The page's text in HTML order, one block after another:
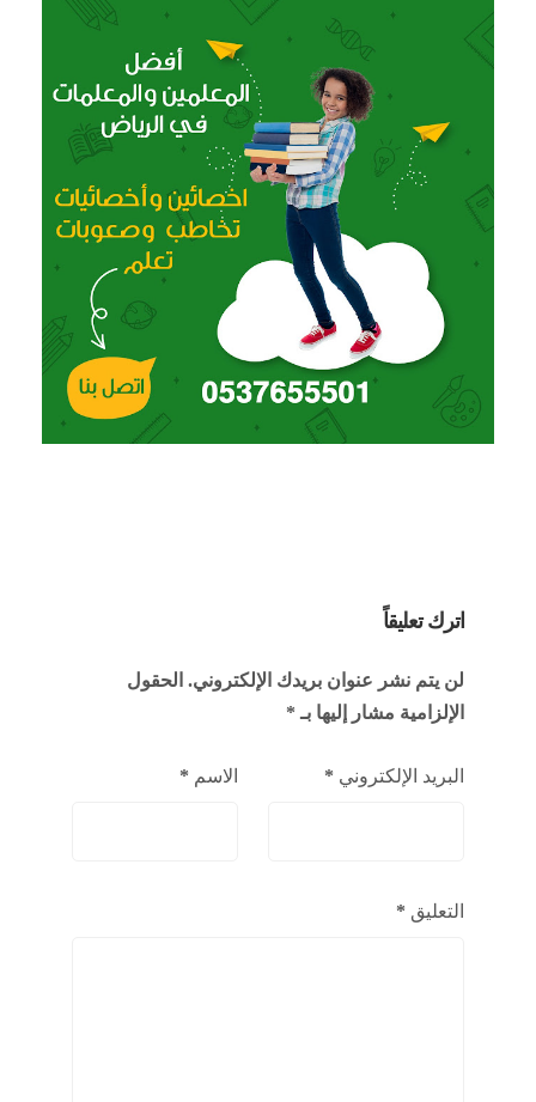
اترك تعليقاً
لن يتم نشر عنوان بريدك الإلكتروني. الحقول
الإلزامية مشار إليها بـ *
الاسم * البريد الإلكتروني *
التعليق *